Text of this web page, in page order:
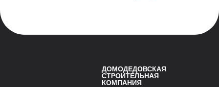
ДОМОДЕДОВСКАЯ
СТРОИТЕЛЬНАЯ
КОМПАНИЯ